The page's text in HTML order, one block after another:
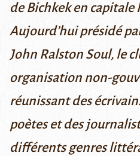
de Bichkek en
Aujourd’hui présidé
John Ralston Soul, le
organisation non-
réunissant des
poètes et des
différents genres